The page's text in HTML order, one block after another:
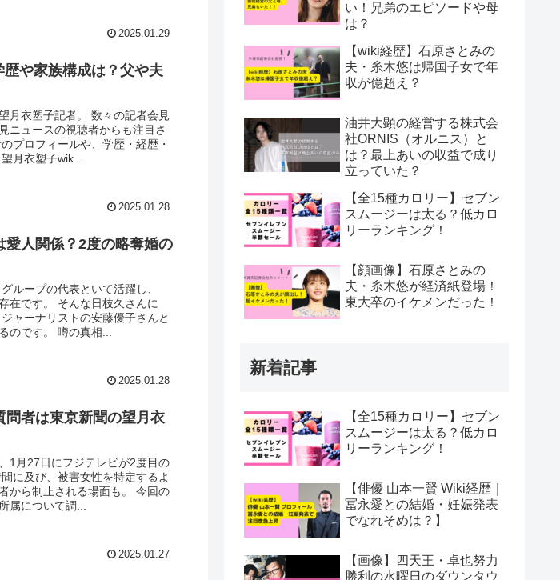
2025.01.29
歴や家族構成は？父や夫
月衣塑子記者。 数々の記者会見
ニュースの視聴者からも注目さ
プロフィールや、学歴・経歴・
月衣塑子wik...
2025.01.28
愛人関係？2度の略奪婚の
ループの代表といて活躍し、
在です。 そんな日枝久さんに
ャーナリストの安藤優子さんと
のです。 噂の真相...
2025.01.28
問者は東京新聞の望月衣
1月27日にフジテレビが2度目の
に及び、被害女性を特定するよ
から制止される場面も。 今回の
属について調...
2025.01.27
い！兄弟のエピソードや母
は？
【wiki経歴】石原さとみの
夫・糸木悠は帰国子女で年
収が億超え？
油井大顕の経営する株式会
社ORNIS（オルニス）と
は？最上あいの収益で成り
立っていた？
【全15種カロリー】セブン
スムージーは太る？低カロ
リーランキング！
【顔画像】石原さとみの
夫・糸木悠が経済紙登場！
東大卒のイケメンだった！
新着記事
【全15種カロリー】セブン
スムージーは太る？低カロ
リーランキング！
【俳優 山本一賢 Wiki経歴｜
冨永愛との結婚・妊娠発表
でなれそめは？】
【画像】四天王・卓也努力
勝利の水曜日のダウンタウ